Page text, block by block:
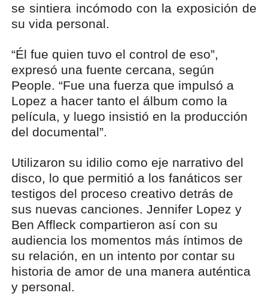
se sintiera incómodo con la exposición de
su vida personal.
“Él fue quien tuvo el control de eso”,
expresó una fuente cercana, según
People. “Fue una fuerza que impulsó a
Lopez a hacer tanto el álbum como la
película, y luego insistió en la producción
del documental”.
Utilizaron su idilio como eje narrativo del
disco, lo que permitió a los fanáticos ser
testigos del proceso creativo detrás de
sus nuevas canciones. Jennifer Lopez y
Ben Affleck compartieron así con su
audiencia los momentos más íntimos de
su relación, en un intento por contar su
historia de amor de una manera auténtica
y personal.